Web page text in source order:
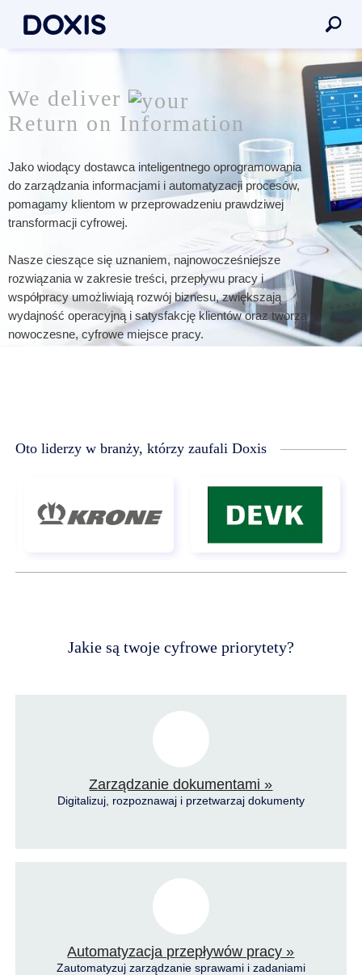
We deliver
Return on Information
Jako wiodący dostawca inteligentnego oprogramowania
do zarządzania informacjami i automatyzacji procesów,
pomagamy klientom w przeprowadzeniu prawdziwej
transformacji cyfrowej.
Nasze cieszące się uznaniem, najnowocześniejsze
rozwiązania w zakresie treści, przepływu pracy i
współpracy umożliwiają rozwój biznesu, zwiększają
wydajność operacyjną i satysfakcję klientów oraz tworzą
nowoczesne, cyfrowe miejsce pracy.
Oto liderzy w branży, którzy zaufali Doxis
Jakie są twoje cyfrowe priorytety?
Zarządzanie dokumentami »
Digitalizuj, rozpoznawaj i przetwarzaj dokumenty
Automatyzacja przepływów pracy »
Zautomatyzuj zarządzanie sprawami i zadaniami